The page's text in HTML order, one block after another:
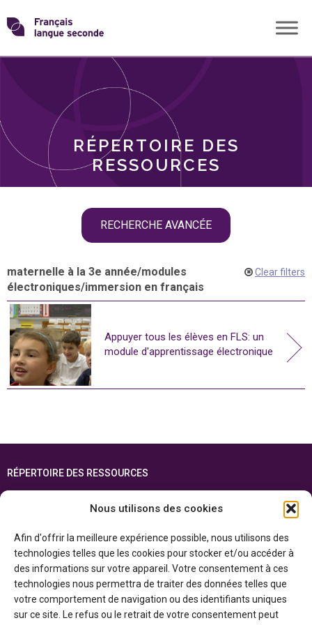
Nous utilisons des cookies
Afin d'offrir la meilleure expérience possible, nous utilisons des
technologies telles que les cookies pour stocker et/ou accéder à
des informations sur votre appareil. Votre consentement à ces
technologies nous permettra de traiter des données telles que
votre comportement de navigation ou des identifiants uniques
sur ce site. Le refus ou le retrait de votre consentement peut
Skip
toTransformons
langue
RÉPERTOIRE DES
RESSOURCES
RECHERCHE AVANCÉE
THÈMES
maternelle à la 3e année/modules
électroniques/immersion en français
Clear filters
Appuyer tous les élèves en FLS: un
module d'apprentissage électronique
RÉPERTOIRE DES RESSOURCES
ENGLISH
Cette ressource est réalisée grâce au soutien financier du gouvernement de
l’Ontario et du gouvernement duCanada par l’entremise du ministère du
Patrimoine canadien